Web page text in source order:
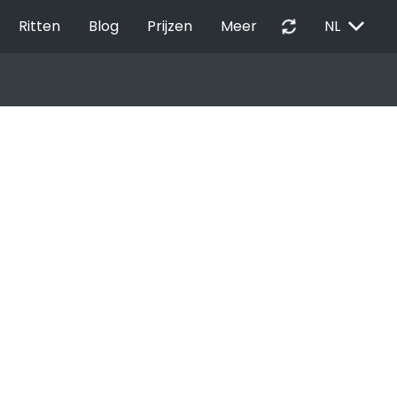
Ritten Blog Prijzen Meer autorenew NL EXPAND_MORE